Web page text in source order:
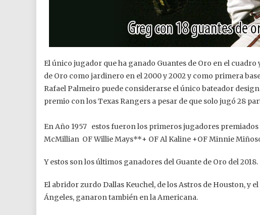
El único jugador que ha ganado Guantes de Oro en el
de Oro como jardinero en el 2000 y 2002 y como primera
Rafael Palmeiro puede considerarse el único bateador
premio con los Texas Rangers a pesar de que solo jugó 28
En Año 1957 estos fueron los primeros jugadores
McMillian OF Willie Mays**+ OF Al Kaline +OF Minnie
Y estos son los últimos ganadores del Guante de Oro del 2018.
El abridor zurdo Dallas Keuchel, de los Astros de Houston, y
Ángeles, ganaron también en la Americana.